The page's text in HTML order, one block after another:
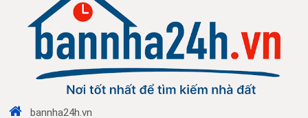
bannha24h.vn